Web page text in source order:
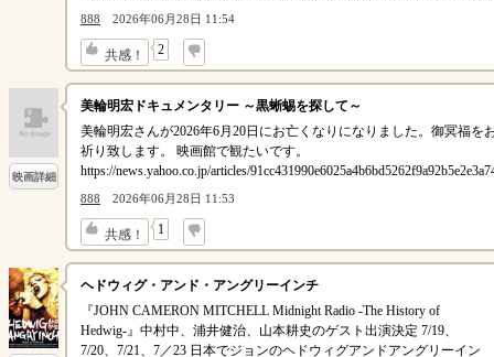
888 2026年06月28日 11:54
共感！ 2
↓
映画詳細
美輪明宏ドキュメンタリー ～黒蜥蜴を探して～
美輪明宏さんが2026年6月20日にお亡くなりになりました。御冥福を
祈り致します。 映画館で観たいです。
https://news.yahoo.co.jp/articles/
888 2026年06月28日 11:53
共感！ 1
↓
ヘドウィグ・アンド・アングリーインチ
『JOHN CAMERON MITCHELL Midnight Radio -The History of
Hedwig-』中村中、浦井健治、⼭本耕史のゲスト出演決定 7/19、
7/20、7/21、7／23 日本でジョンのヘドウィグアンドアングリーイン